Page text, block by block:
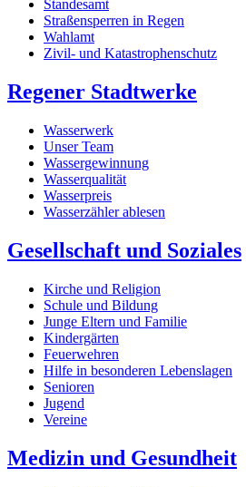
Standesamt
Straßensperren in Regen
Wahlamt
Zivil- und Katastrophenschutz
Regener Stadtwerke
Wasserwerk
Unser Team
Wassergewinnung
Wasserqualität
Wasserpreis
Wasserzähler ablesen
Gesellschaft und Soziales
Kirche und Religion
Schule und Bildung
Junge Eltern und Familie
Kindergärten
Feuerwehren
Hilfe in besonderen Lebenslagen
Senioren
Jugend
Vereine
Medizin und Gesundheit